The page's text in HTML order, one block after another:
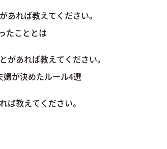
あれば教えてください。
たこととは
があれば教えてください。
が決めたルール4選
ば教えてください。